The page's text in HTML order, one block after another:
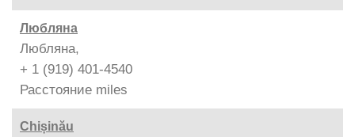
Любляна
Любляна,
+ 1 (919) 401-4540
Расстояние miles
Chișinău